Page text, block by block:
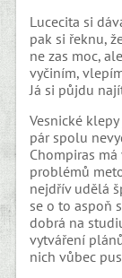
Lucecita si
pak si řeknu,
ne zas moc,
vyčiním,
Já si půjdu
Vesnické
pár spolu
Chompiras
problémů
nejdřív udělá
se o to aspoň
dobrá na
vytváření
nich vůbec